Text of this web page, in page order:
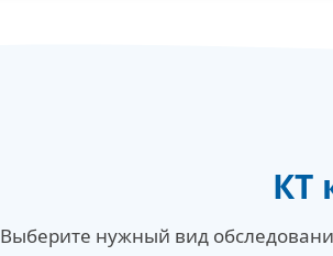
КТ
Выберите нужный вид